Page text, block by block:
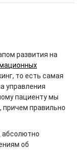
развития на
то есть самая
управления
пациенту мы
причем правильно
абсолютно
об